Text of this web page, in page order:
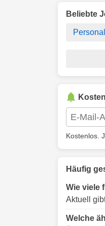
Beliebte
Kostenlos.
Häufig
Wie viele
Aktuell
Welche